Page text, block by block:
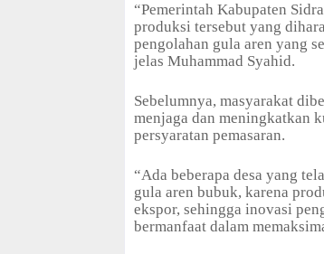
“Pemerintah Kabupaten
produksi tersebut yang
pengolahan gula aren yang
jelas Muhammad Syahid.
Sebelumnya, masyarakat
menjaga dan meningkatkan
persyaratan pemasaran.
“Ada beberapa desa yang
gula aren bubuk, karena
ekspor, sehingga inovasi
bermanfaat dalam